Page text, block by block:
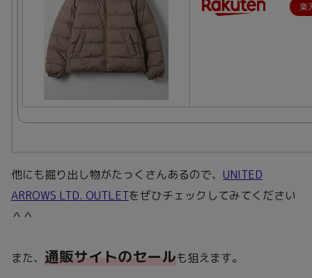
楽
他にも掘り出し物がたっくさんあるので、 UNITED
ARROWS LTD. OUTLETをぜひチェックしてみてください
＾＾
また、 通販サイトのセールも狙えます。